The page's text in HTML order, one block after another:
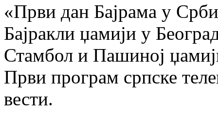
«Први дан Бајрама у
Бајракли џамији у
Стамбол и Пашиној
Први програм српске
вести.